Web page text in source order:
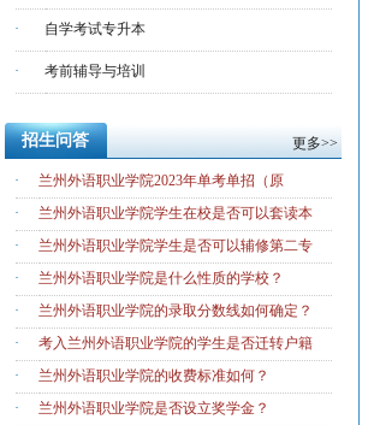
· 自学考试专升本
· 考前辅导与培训
招生问答 更多>>
·
兰州外语职业学院2023年单考单招（原
·
兰州外语职业学院学生在校是否可以套读本
·
兰州外语职业学院学生是否可以辅修第二专
·
兰州外语职业学院是什么性质的学校？
·
兰州外语职业学院的录取分数线如何确定？
·
考入兰州外语职业学院的学生是否迁转户籍
·
兰州外语职业学院的收费标准如何？
·
兰州外语职业学院是否设立奖学金？